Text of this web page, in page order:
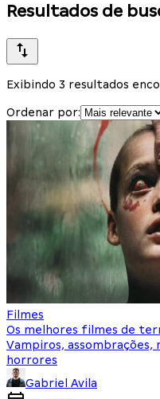
Resultados de
Exibindo 3 resultados
Ordenar por:
Filmes
Os melhores filmes de
Vampiros, assombrações,
horrores
Gabriel Avila